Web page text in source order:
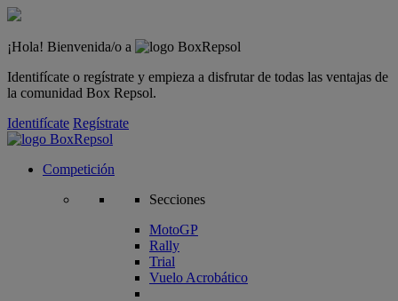
¡Hola! Bienvenida/o a
Identifícate o regístrate y empieza a disfrutar de todas las ventajas de
la comunidad Box Repsol.
Identifícate Regístrate
Competición
Secciones
MotoGP
Rally
Trial
Vuelo Acrobático